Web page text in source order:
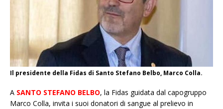
Il presidente della Fidas di Santo Stefano Belbo, Marco Colla.
A SANTO STEFANO BELBO, la Fidas guidata dal capogruppo
Marco Colla, invita i suoi donatori di sangue al prelievo in